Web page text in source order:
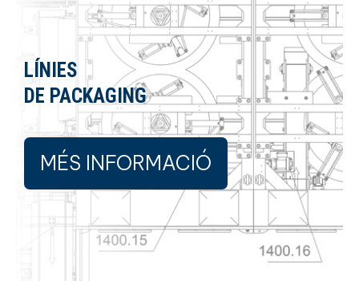
LÍNIES
DE PACKAGING
MÉS INFORMACIÓ